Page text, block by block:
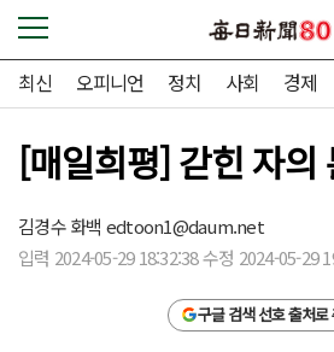
최신 오피니언 정치 사회 경제
[매일희평] 갇힌 자의
김경수 화백 edtoon1@daum.net
입력 2024-05-29 18:32:38 수정 2024-05-29
구글 검색 선호 출처로